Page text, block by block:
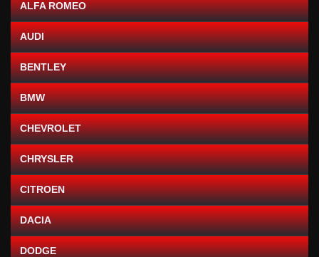
ALFA ROMEO
AUDI
BENTLEY
BMW
CHEVROLET
CHRYSLER
CITROEN
DACIA
DODGE